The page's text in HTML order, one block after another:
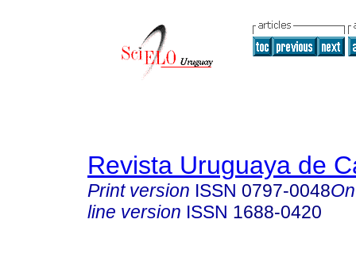
Revista Uruguaya de
Print version ISSN 0797-0048
line version ISSN 1688-0420